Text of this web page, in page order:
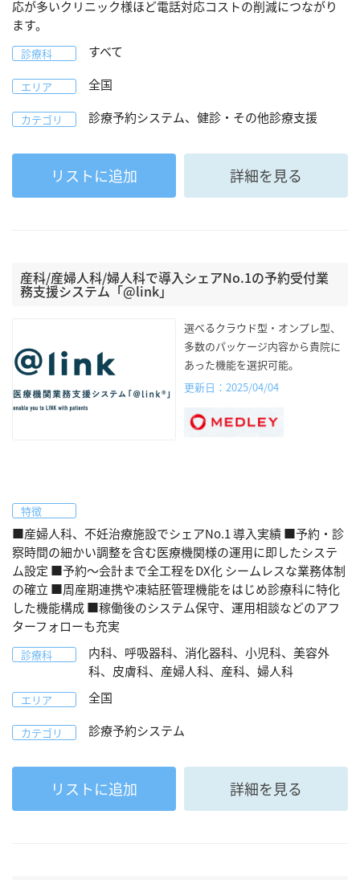
応が多いクリニック様ほど電話対応コストの削減につながり
ます。
診療科 すべて
エリア 全国
カテゴリ 診療予約システム、健診・その他診療支援
リストに追加 詳細を見る
産科/産婦人科/婦人科で導入シェアNo.1の予約受付業
務支援システム「@link」
選べるクラウド型・オンプレ型、
多数のパッケージ内容から貴院に
あった機能を選択可能。
更新日：2025/04/04
特徴
■産婦人科、不妊治療施設でシェアNo.1 導入実績 ■予約・診
察時間の細かい調整を含む医療機関様の運用に即したシステ
ム設定 ■予約～会計まで全工程をDX化 シームレスな業務体制
の確立 ■周産期連携や凍結胚管理機能をはじめ診療科に特化
した機能構成 ■稼働後のシステム保守、運用相談などのアフ
ターフォローも充実
診療科
内科、呼吸器科、消化器科、小児科、美容外
科、皮膚科、産婦人科、産科、婦人科
エリア 全国
カテゴリ 診療予約システム
リストに追加 詳細を見る